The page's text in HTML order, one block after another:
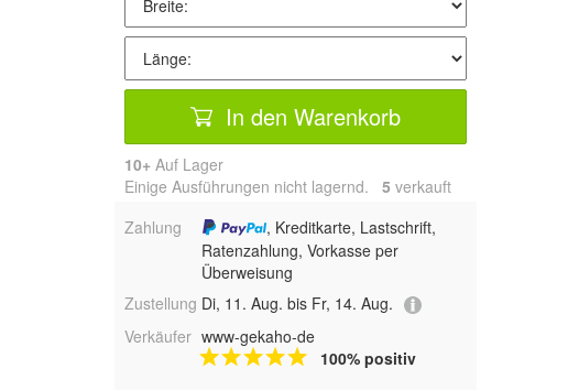
In den Warenkorb
10+ Auf Lager
Einige Ausführungen nicht lagernd. 5 verkauft
Zahlung
, Kreditkarte, Lastschrift,
Ratenzahlung, Vorkasse per
Überweisung
Zustellung Di, 11. Aug. bis Fr, 14. Aug.
Verkäufer www-gekaho-de
100% positiv